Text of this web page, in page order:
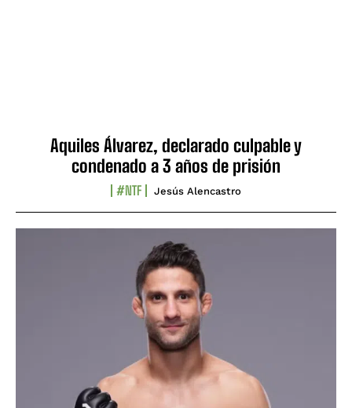
Aquiles Álvarez, declarado culpable y
condenado a 3 años de prisión
#NTF Jesús Alencastro